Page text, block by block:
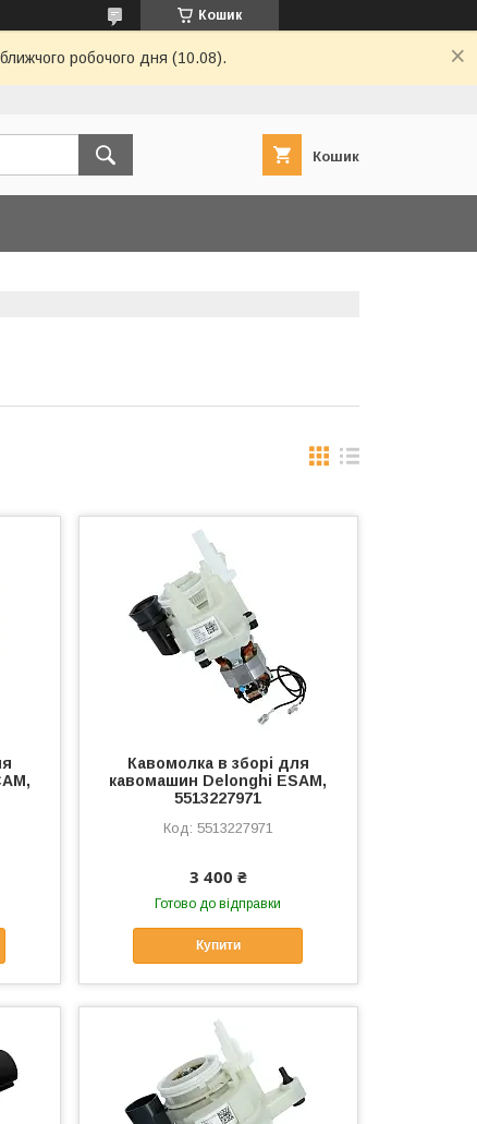
Кошик
робочого дня (10.08).
Кошик
Кавомолка в зборі для
кавомашин Delonghi ESAM,
5513227971
5513227971
3 400 ₴
Готово до відправки
Купити